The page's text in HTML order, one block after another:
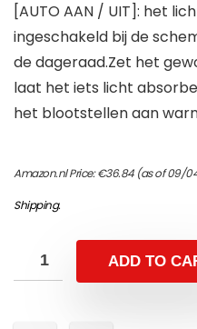
[AUTO AAN / UIT]: het
ingeschakeld bij de
de dageraad.Zet het
laat het iets licht
het blootstellen aan
Amazon.nl Price:€36.84(as of 09/
Shipping.
ADD TO